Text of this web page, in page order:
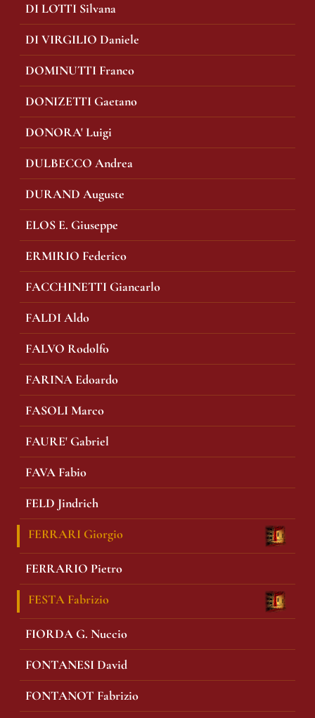
DI LOTTI Silvana
DI VIRGILIO Daniele
DOMINUTTI Franco
DONIZETTI Gaetano
DONORA' Luigi
DULBECCO Andrea
DURAND Auguste
ELOS E. Giuseppe
ERMIRIO Federico
FACCHINETTI Giancarlo
FALDI Aldo
FALVO Rodolfo
FARINA Edoardo
FASOLI Marco
FAURE' Gabriel
FAVA Fabio
FELD Jindrich
FERRARI Giorgio
FERRARIO Pietro
FESTA Fabrizio
FIORDA G. Nuccio
FONTANESI David
FONTANOT Fabrizio